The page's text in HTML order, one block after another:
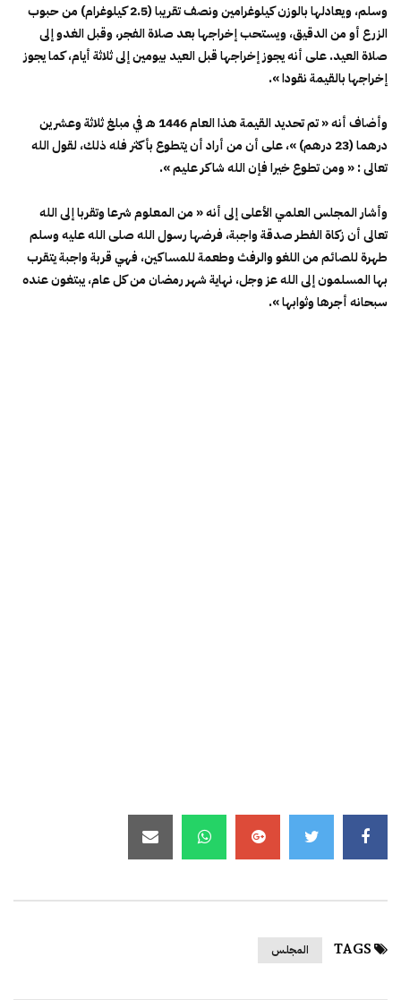
وسلم، ويعادلها بالوزن كيلوغرامين ونصف تقريبا (2.5 كيلوغرام) من حبوب
الزرع أو من الدقيق، ويستحب إخراجها بعد صلاة الفجر، وقبل الغدو إلى
صلاة العيد. على أنه يجوز إخراجها قبل العيد بيومين إلى ثلاثة أيام، كما يجوز
إخراجها بالقيمة نقودا ».
وأضاف أنه « تم تحديد القيمة هذا العام 1446 هـ في مبلغ ثلاثة وعشرين
درهما (23 درهم) »، على أن من أراد أن يتطوع بأكثر فله ذلك، لقول الله
تعالى : « ومن تطوع خيرا فإن الله شاكر عليم ».
وأشار المجلس العلمي الأعلى إلى أنه « من المعلوم شرعا وتقربا إلى الله
تعالى أن زكاة الفطر صدقة واجبة، فرضها رسول الله صلى الله عليه وسلم
طهرة للصائم من اللغو والرفث وطعمة للمساكين، فهي قربة واجبة يتقرب
بها المسلمون إلى الله عز وجل، نهاية شهر رمضان من كل عام، يبتغون عنده
سبحانه أجرها وثوابها ».
TAGS المجلس